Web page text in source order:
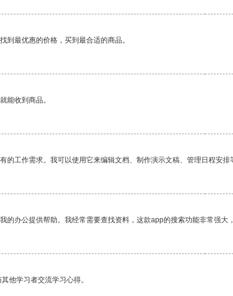
到最优惠的价格，买到最合适的商品。
能收到商品。
的工作需求。我可以使用它来编辑文档、制作演示文稿、管理日程安排
的办公提供帮助。我经常需要查找资料，这款app的搜索功能非常强大
他学习者交流学习心得。